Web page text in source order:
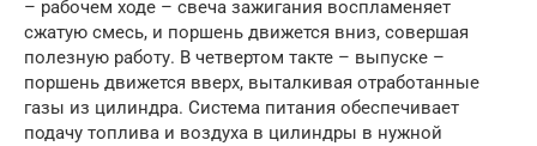
– рабочем ходе – свеча зажигания воспламеняет
сжатую смесь, и поршень движется вниз, совершая
полезную работу. В четвертом такте – выпуске –
поршень движется вверх, выталкивая отработанные
газы из цилиндра. Система питания обеспечивает
подачу топлива и воздуха в цилиндры в нужной